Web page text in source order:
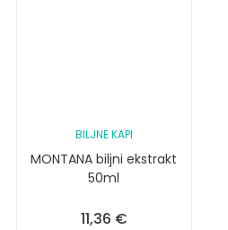
BILJNE KAPI
MONTANA biljni ekstrakt
50ml
11,36 €